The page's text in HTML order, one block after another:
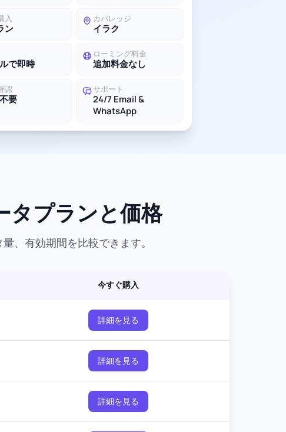
入
ン
カバレッジ
イラク
で即時
ローミング料金
追加料金なし
認
要
サポート
24/7 Email &
WhatsApp
タプランと価格
、有効期間を比較できます。
今すぐ購入
詳細を見る
詳細を見る
詳細を見る